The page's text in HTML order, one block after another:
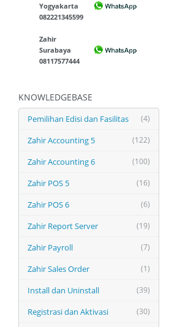
Yogyakarta
082221345599
Zahir
Surabaya
08117577444
KNOWLEDGEBASE
(4)
Pemilihan Edisi dan Fasilitas
(122)
Zahir Accounting 5
(100)
Zahir Accounting 6
(16)
Zahir POS 5
(6)
Zahir POS 6
(19)
Zahir Report Server
(7)
Zahir Payroll
(1)
Zahir Sales Order
(39)
Install dan Uninstall
(30)
Registrasi dan Aktivasi